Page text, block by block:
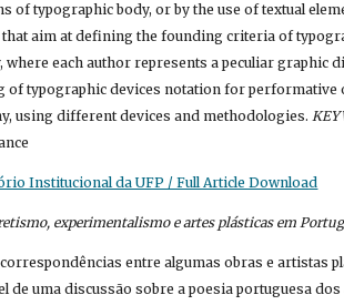
of typographic body, or by the use of textual
aim at defining the founding criteria of
each author represents a peculiar graphic
typographic devices notation for performative
using different devices and methodologies.
Institucional da UFP / Full Article Download
experimentalismo e artes plásticas em
entre algumas obras e artistas
de uma discussão sobre a poesia portuguesa